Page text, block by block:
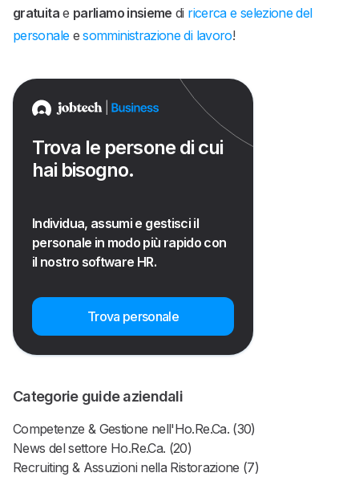
gratuitae parliamo insieme di ricerca e selezione del
personaleesomministrazione di lavoro!
Trova le persone di cui
hai bisogno.
Individua, assumi e gestisci il
personale in modo più rapido con
il nostro software HR.
Trova personale
Categorie guide aziendali
Competenze & Gestione nell'Ho.Re.Ca. (30)
News del settore Ho.Re.Ca. (20)
Recruiting & Assuzioni nella Ristorazione (7)